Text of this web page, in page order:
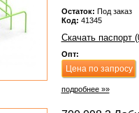
Остаток: Под заказ
Код: 41345
Скачать паспорт
Опт:
Цена по запросу
подробнее »»